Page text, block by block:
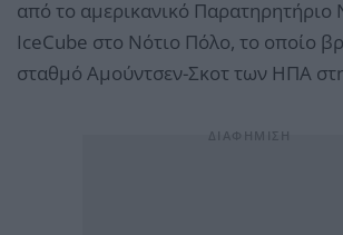
από το αμερικανικό Παρατηρητήριο
IceCube στο Νότιο Πόλο, το οποίο
σταθμό Αμούντσεν-Σκοτ των ΗΠΑ